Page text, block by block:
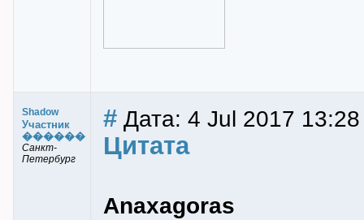
Shadow
Участник
������
Санкт-
Петербург
# Дата: 4 Jul 2017 13:28
Цитата
Anaxagoras